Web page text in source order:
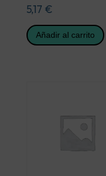
5,17 €
Añadir al carrito